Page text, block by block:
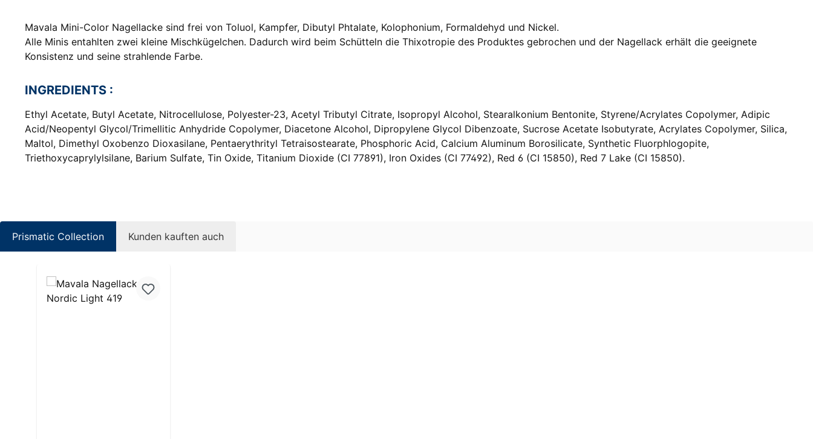
Mavala Mini-Color Nagellacke sind frei von Toluol, Kampfer, Dibutyl Phtalate, Kolophonium, Formaldehyd und Nickel.
Alle Minis entahlten zwei kleine Mischkügelchen. Dadurch wird beim Schütteln die Thixotropie des Produktes gebrochen und der Nagellack erhält die geeignete
Konsistenz und seine strahlende Farbe.
INGREDIENTS :
Ethyl Acetate, Butyl Acetate, Nitrocellulose, Polyester-23, Acetyl Tributyl Citrate, Isopropyl Alcohol, Stearalkonium Bentonite, Styrene/Acrylates Copolymer, Adipic
Acid/Neopentyl Glycol/Trimellitic Anhydride Copolymer, Diacetone Alcohol, Dipropylene Glycol Dibenzoate, Sucrose Acetate Isobutyrate, Acrylates Copolymer, Silica,
Maltol, Dimethyl Oxobenzo Dioxasilane, Pentaerythrityl Tetraisostearate, Phosphoric Acid, Calcium Aluminum Borosilicate, Synthetic Fluorphlogopite,
Triethoxycaprylylsilane, Barium Sulfate, Tin Oxide, Titanium Dioxide (CI 77891), Iron Oxides (CI 77492), Red 6 (CI 15850), Red 7 Lake (CI 15850).
Prismatic Collection Kunden kauften auch